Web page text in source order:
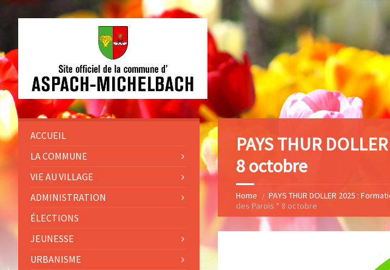
PAYS THUR
8 octobre
Home PAYS THUR DOLLER 2025 :
des Parois * 8 octobre
ACCUEIL
LA COMMUNE
VIE AU VILLAGE
ADMINISTRATION
ÉLECTIONS
JEUNESSE
URBANISME